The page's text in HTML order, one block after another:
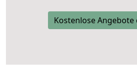
Kostenlose Angebote